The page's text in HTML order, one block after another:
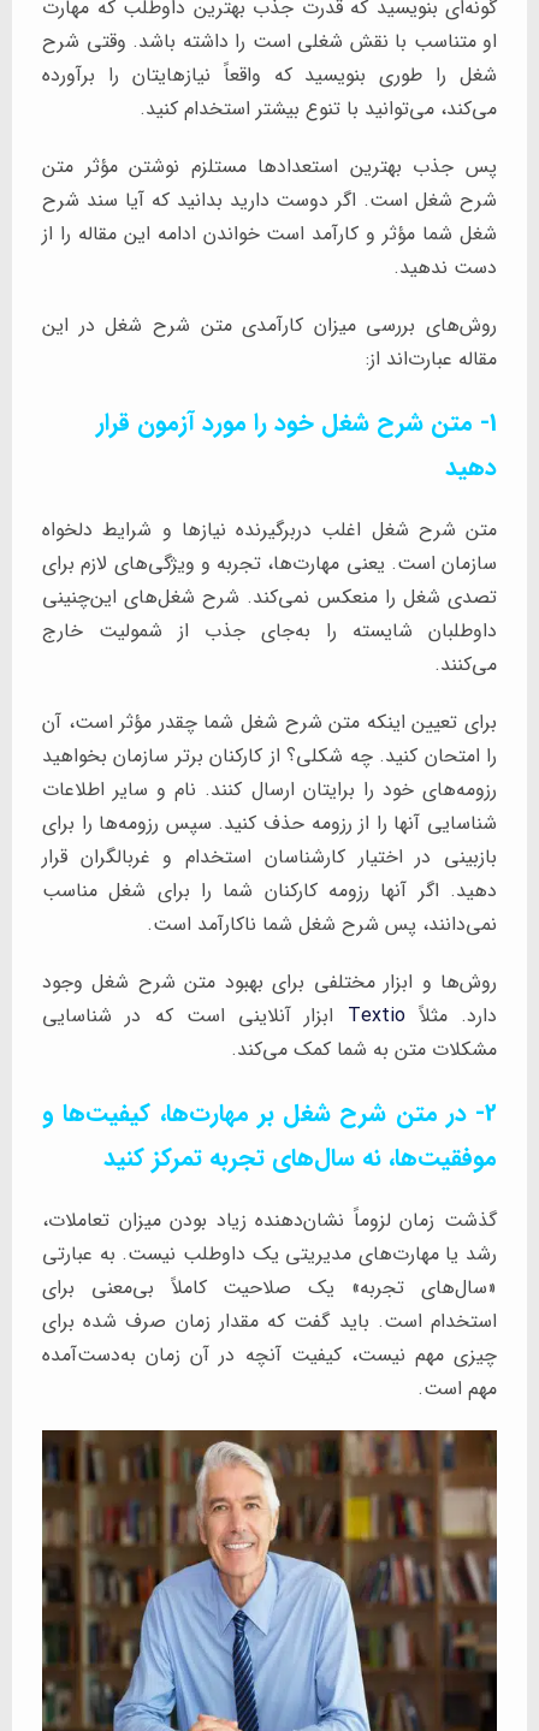
گونه‌ای بنویسید که قدرت جذب بهترین داوطلب که مهارت
او متناسب با نقش شغلی است را داشته باشد. وقتی شرح
شغل را طوری بنویسید که واقعاً نیازهایتان را برآورده
می‌کند، می‌توانید با تنوع بیشتر استخدام کنید.
پس جذب بهترین استعدادها مستلزم نوشتن مؤثر متن
شرح شغل است. اگر دوست دارید بدانید که آیا سند شرح
شغل شما مؤثر و کارآمد است خواندن ادامه این مقاله را از
دست ندهید.
روش‌های بررسی میزان کارآمدی متن شرح شغل در این
مقاله عبارت‌اند از:
1- متن شرح شغل خود را مورد آزمون قرار
دهید
متن شرح شغل اغلب دربرگیرنده نیازها و شرایط دلخواه
سازمان است. یعنی مهارت‌ها، تجربه و ویژگی‌های لازم برای
تصدی شغل را منعکس نمی‌کند. شرح شغل‌های این‌چنینی
داوطلبان شایسته را به‌جای جذب از شمولیت خارج
می‌کنند.
برای تعیین اینکه متن شرح شغل شما چقدر مؤثر است، آن
را امتحان کنید. چه شکلی؟ از کارکنان برتر سازمان بخواهید
رزومه‌های خود را برایتان ارسال کنند. نام و سایر اطلاعات
شناسایی آنها را از رزومه حذف کنید. سپس رزومه‌ها را برای
بازبینی در اختیار کارشناسان استخدام و غربالگران قرار
دهید. اگر آنها رزومه کارکنان شما را برای شغل مناسب
نمی‌دانند، پس شرح شغل شما ناکارآمد است.
روش‌ها و ابزار مختلفی برای بهبود متن شرح شغل وجود
دارد. مثلاًTextio ابزار آنلاینی است که در شناسایی
مشکلات متن به شما کمک می‌کند.
2- در متن شرح شغل بر مهارت‌ها، کیفیت‌ها و
موفقیت‌ها، نه سال‌های تجربه تمرکز کنید
گذشت زمان لزوماً نشان‌دهنده زیاد بودن میزان تعاملات،
رشد یا مهارت‌های مدیریتی یک داوطلب نیست. به عبارتی
«سال‌های تجربه» یک صلاحیت کاملاً بی‌معنی برای
استخدام است. باید گفت که مقدار زمان صرف شده برای
چیزی مهم نیست، کیفیت آنچه در آن زمان به‌دست‌آمده
مهم است.